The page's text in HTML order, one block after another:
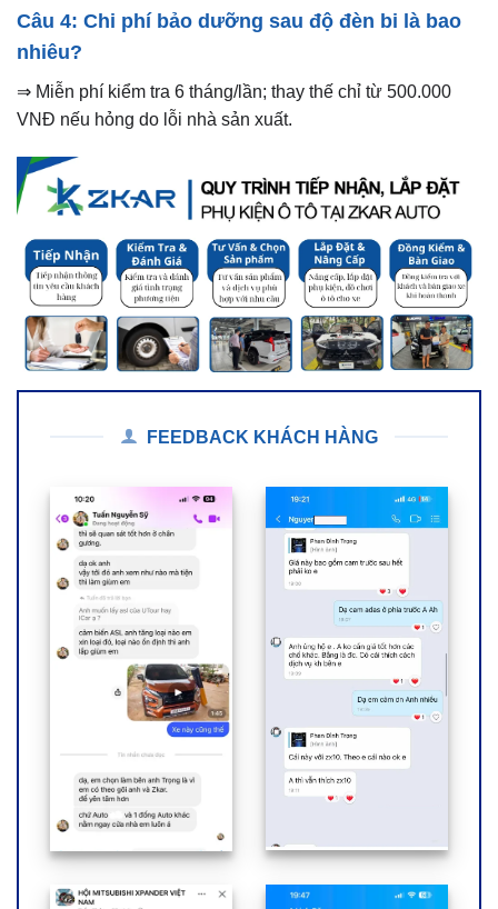
Câu 4: Chi phí bảo dưỡng sau độ đèn bi là bao
nhiêu?
⇒ Miễn phí kiểm tra 6 tháng/lần; thay thế chỉ từ 500.000
VNĐ nếu hỏng do lỗi nhà sản xuất.
FEEDBACK KHÁCH HÀNG